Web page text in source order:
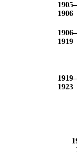
1905–
1906
1906–
1919
1919–
1923